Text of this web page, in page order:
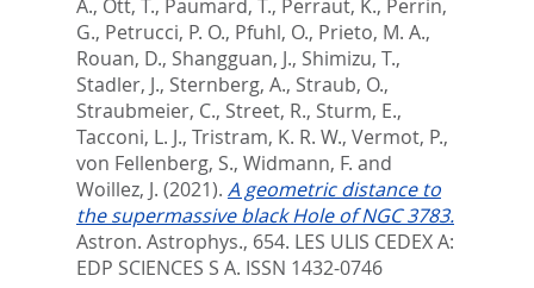
A., Ott, T., Paumard, T., Perraut, K., Perrin,
G., Petrucci, P. O., Pfuhl, O., Prieto, M. A.,
Rouan, D., Shangguan, J., Shimizu, T.,
Stadler, J., Sternberg, A., Straub, O.,
Straubmeier, C., Street, R., Sturm, E.,
Tacconi, L. J., Tristram, K. R. W., Vermot, P.,
von Fellenberg, S., Widmann, F. and
Woillez, J. (2021). A geometric distance to
the supermassive black Hole of NGC 3783.
Astron. Astrophys., 654. LES ULIS CEDEX A:
EDP SCIENCES S A. ISSN 1432-0746